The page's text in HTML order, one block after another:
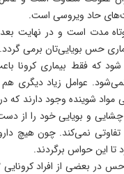
حاد ویروسی است.
حس بویایی‌تان برمی
شود که فقط بیماری کرونا
عوامل زیاد دیگری هم
مواد شوینده وجود دارند که
و بویایی خود را از
تفاوتی نمی‌کند. چون هیچ
تا این حواس برگردند.